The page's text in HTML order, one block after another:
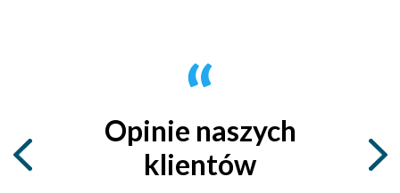
Opinie naszych
klientów